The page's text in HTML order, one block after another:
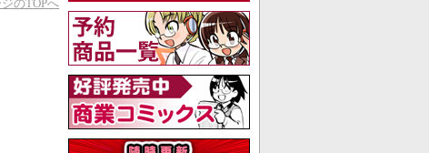
のTOPへ